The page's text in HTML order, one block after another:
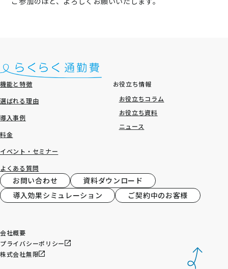
機能と特徴
選ばれる理由
導入事例
料金
イベント・セミナー
よくある質問
お役立ち情報
お役立ちコラム
お役立ち資料
ニュース
お問い合わせ
資料ダウンロード
導入効果シミュレーション
ご契約中のお客様
会社概要
プライバシーポリシー
株式会社無限